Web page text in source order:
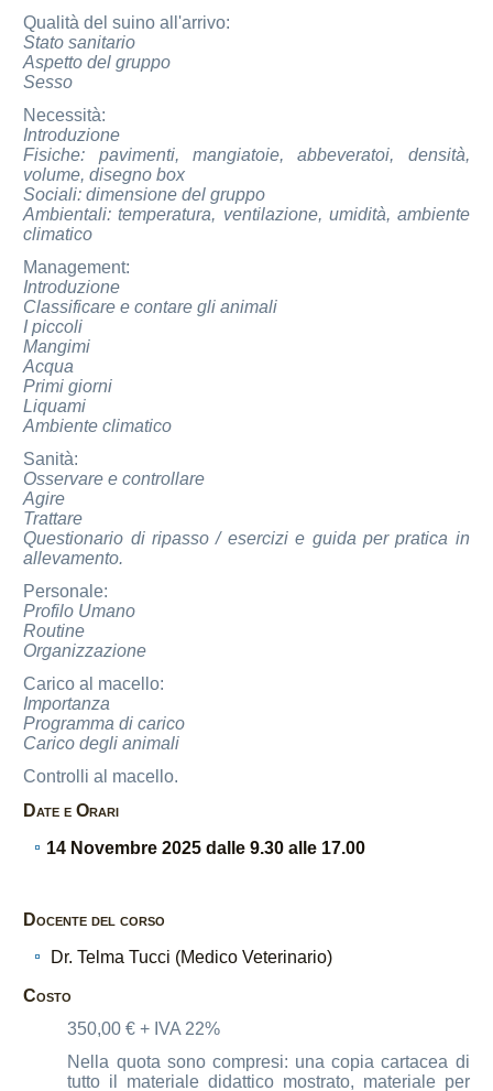
Qualità del suino all'arrivo:
Stato sanitario
Aspetto del gruppo
Sesso
Necessità:
Introduzione
Fisiche: pavimenti, mangiatoie, abbeveratoi, densità,
volume, disegno box
Sociali: dimensione del gruppo
Ambientali: temperatura, ventilazione, umidità, ambiente
climatico
Management:
Introduzione
Classificare e contare gli animali
I piccoli
Mangimi
Acqua
Primi giorni
Liquami
Ambiente climatico
Sanità:
Osservare e controllare
Agire
Trattare
Questionario di ripasso / esercizi e guida per pratica in
allevamento.
Personale:
Profilo Umano
Routine
Organizzazione
Carico al macello:
Importanza
Programma di carico
Carico degli animali
Controlli al macello.
Date e Orari
14 Novembre 2025 dalle 9.30 alle 17.00
Docente del corso
Dr. Telma Tucci (Medico Veterinario)
Costo
350,00 € + IVA 22%
Nella quota sono compresi: una copia cartacea di
tutto il materiale didattico mostrato, materiale per